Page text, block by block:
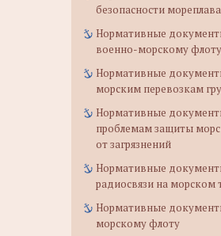
безопасности
Нормативные
военно-морскому флоту
Нормативные
морским перевозкам
Нормативные
проблемам защиты
от загрязнений
Нормативные
радиосвязи на морском
Нормативные
морскому флоту